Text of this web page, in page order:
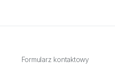
Formularz kontaktowy